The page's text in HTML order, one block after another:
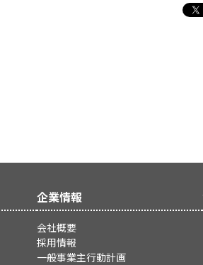
企業情報
会社概要
採用情報
一般事業主行動計画